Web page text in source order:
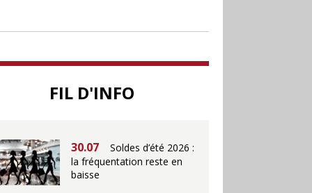
FIL D'INFO
soutenir le commerce
magasin à La Défense
30.07
Soldes d’été 2026 :
la fréquentation reste en
baisse